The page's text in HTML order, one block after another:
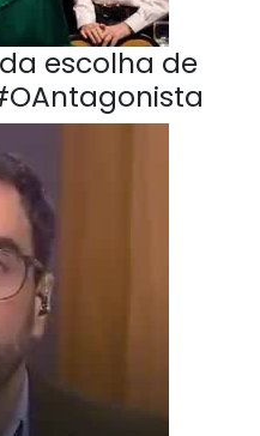
escolha de